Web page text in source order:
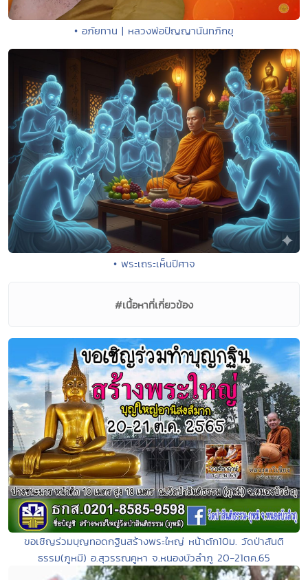
• อภัยทาน | หลวงพ่อปัญญานันทภิกขุ
• พระเถระเห็นปีศาจ
#เนื้อหาที่เกี่ยวข้อง
ขอเชิญร่วมบุญทอดกฐินสร้างพระใหญ่ หน้าตัก10ม. วัดป่าสันติ
ธรรม(ภูหมี) อ.สุวรรณคูหา จ.หนองบัวลำภู 20-21ตค.65